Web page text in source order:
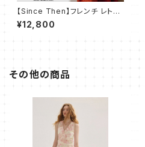
【Since Then】フレンチ レトハ
イエンドス ドレス ワンピース
¥12,800
その他の商品